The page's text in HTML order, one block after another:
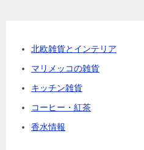
北欧雑貨とインテリア
マリメッコの雑貨
キッチン雑貨
コーヒー・紅茶
香水情報